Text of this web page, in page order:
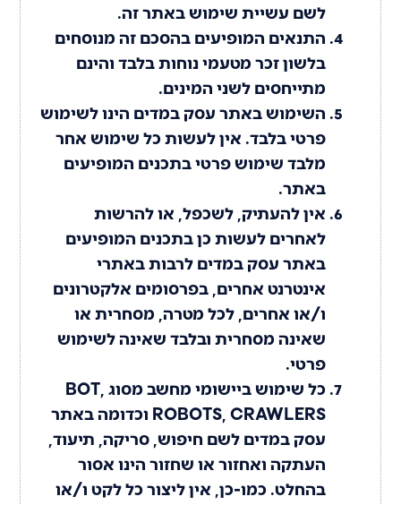
לשם עשיית שימוש באתר זה.
התנאים המופיעים בהסכם זה מנוסחים
בלשון זכר מטעמי נוחות בלבד והינם
מתייחסים לשני המינים.
השימוש באתר עסק במדים הינו לשימוש
פרטי בלבד. אין לעשות כל שימוש אחר
מלבד שימוש פרטי בתכנים המופיעים
באתר.
אין להעתיק, לשכפל, או להרשות
לאחרים לעשות כן בתכנים המופיעים
באתר עסק במדים לרבות באתרי
אינטרנט אחרים, בפרסומים אלקטרונים
ו/או אחרים, לכל מטרה, מסחרית או
שאינה מסחרית ובלבד שאינה לשימוש
פרטי.
כל שימוש ביישומי מחשב מסוג BOT,
ROBOTS, CRAWLERS וכדומה באתר
עסק במדים לשם חיפוש, סריקה, תיעוד,
העתקה ואחזור או שחזור הינו אסור
בהחלט. כמו-כן, אין ליצור כל לקט ו/או